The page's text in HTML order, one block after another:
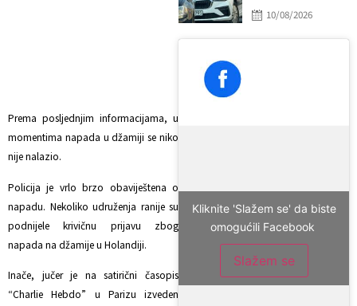
Prema posljednjim informacijama, u
momentima napada u džamiji se niko
nije nalazio.
Policija je vrlo brzo obaviještena o
napadu. Nekoliko udruženja ranije su
podnijele krivičnu prijavu zbog
napada na džamije u Holandiji.
Inače, jučer je na satirični časopis
“Charlie Hebdo” u Parizu izveden
prijavila fizički
muškarac
10/08/2026
Kliknite 'Slažem se' da biste
omogućili Facebook
Slažem se